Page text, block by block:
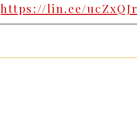
https://lin.ee/